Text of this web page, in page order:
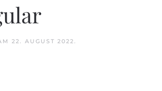
22. AUGUST 2022.